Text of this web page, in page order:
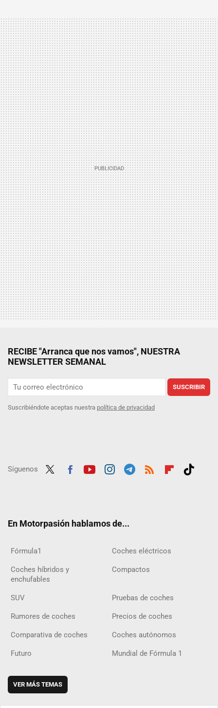
RECIBE "Arranca que nos vamos", NUESTRA
NEWSLETTER SEMANAL
SUSCRIBIR
Suscribiéndote aceptas nuestra política de privacidad
Síguenos
En Motorpasión hablamos de...
Fórmula1 Coches eléctricos
Coches híbridos y
enchufables
Compactos
SUV Pruebas de coches
Rumores de coches Precios de coches
Comparativa de coches Coches autónomos
Futuro Mundial de Fórmula 1
VER MÁS TEMAS